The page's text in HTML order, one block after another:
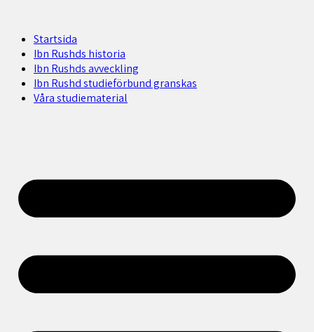
Startsida
Ibn Rushds historia
Ibn Rushds avveckling
Ibn Rushd studieförbund granskas​
Våra studiematerial